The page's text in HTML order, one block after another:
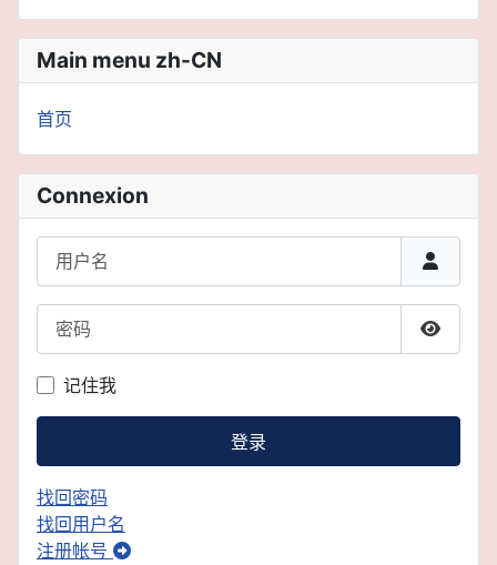
Main menu zh-CN
首页
Connexion
用户名
密码
显示密
记住我
登录
找回密码
找回用户名
注册帐号